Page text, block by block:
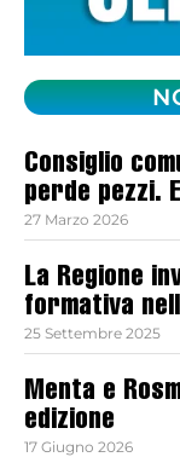
Consiglio
perde pezzi.
27 Marzo 2026
La Regione
formativa
25 Settembre 2025
Menta e
edizione
17 Giugno 2026